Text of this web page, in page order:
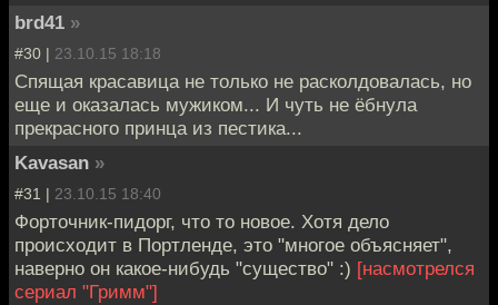
brd41 »
#30 | 23.10.15 18:18
Спящая красавица не только не расколдовалась, но
еще и оказалась мужиком... И чуть не ёбнула
прекрасного принца из пестика...
Kavasan »
#31 | 23.10.15 18:40
Форточник-пидорг, что то новое. Хотя дело
происходит в Портленде, это "многое объясняет",
наверно он какое-нибудь "существо" :) [насмотрелся
сериал "Гримм"]